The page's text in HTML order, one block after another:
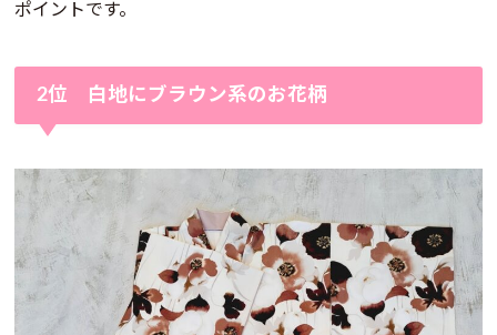
ポイントです。
2位 白地にブラウン系のお花柄